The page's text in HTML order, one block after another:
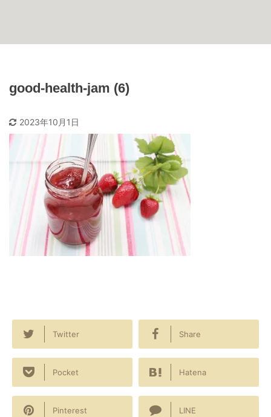
good-health-jam (6)
2023年10月1日
Twitter Share
Pocket Hatena
Pinterest LINE